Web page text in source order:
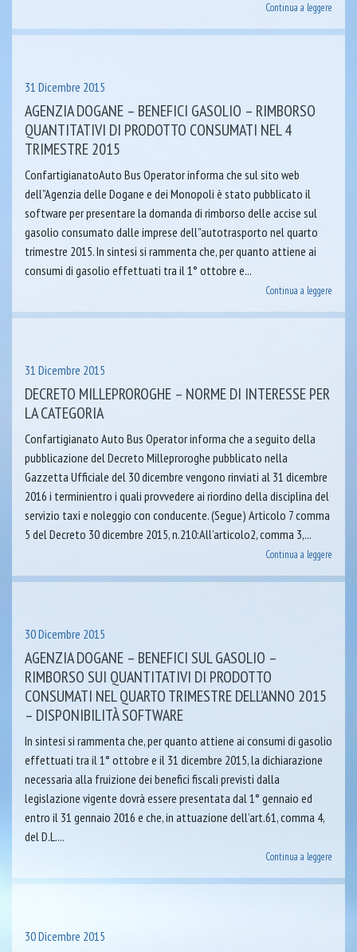
Continua a leggere
31 Dicembre 2015
AGENZIA DOGANE – BENEFICI GASOLIO – RIMBORSO
QUANTITATIVI DI PRODOTTO CONSUMATI NEL 4
TRIMESTRE 2015
ConfartigianatoAuto Bus Operator informa che sul sito web
dell”Agenzia delle Dogane e dei Monopoli è stato pubblicato il
software per presentare la domanda di rimborso delle accise sul
gasolio consumato dalle imprese dell”autotrasporto nel quarto
trimestre 2015. In sintesi si rammenta che, per quanto attiene ai
consumi di gasolio effettuati tra il 1° ottobre e...
Continua a leggere
31 Dicembre 2015
DECRETO MILLEPROROGHE – NORME DI INTERESSE PER
LA CATEGORIA
Confartigianato Auto Bus Operator informa che a seguito della
pubblicazione del Decreto Milleproroghe pubblicato nella
Gazzetta Ufficiale del 30 dicembre vengono rinviati al 31 dicembre
2016 i terminientro i quali provvedere ai riordino della disciplina del
servizio taxi e noleggio con conducente. (Segue) Articolo 7 comma
5 del Decreto 30 dicembre 2015, n.210:All’articolo2, comma 3,...
Continua a leggere
30 Dicembre 2015
AGENZIA DOGANE – BENEFICI SUL GASOLIO –
RIMBORSO SUI QUANTITATIVI DI PRODOTTO
CONSUMATI NEL QUARTO TRIMESTRE DELL’ANNO 2015
– DISPONIBILITÀ SOFTWARE
In sintesi si rammenta che, per quanto attiene ai consumi di gasolio
effettuati tra il 1° ottobre e il 31 dicembre 2015, la dichiarazione
necessaria alla fruizione dei benefici fiscali previsti dalla
legislazione vigente dovrà essere presentata dal 1° gennaio ed
entro il 31 gennaio 2016 e che, in attuazione dell’art.61, comma 4,
del D.L....
Continua a leggere
30 Dicembre 2015